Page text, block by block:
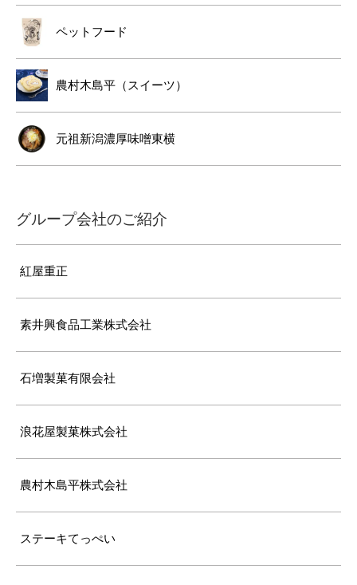
ペットフード
農村木島平（スイーツ）
元祖新潟濃厚味噌東横
グループ会社のご紹介
紅屋重正
素井興食品工業株式会社
石増製菓有限会社
浪花屋製菓株式会社
農村木島平株式会社
ステーキてっぺい